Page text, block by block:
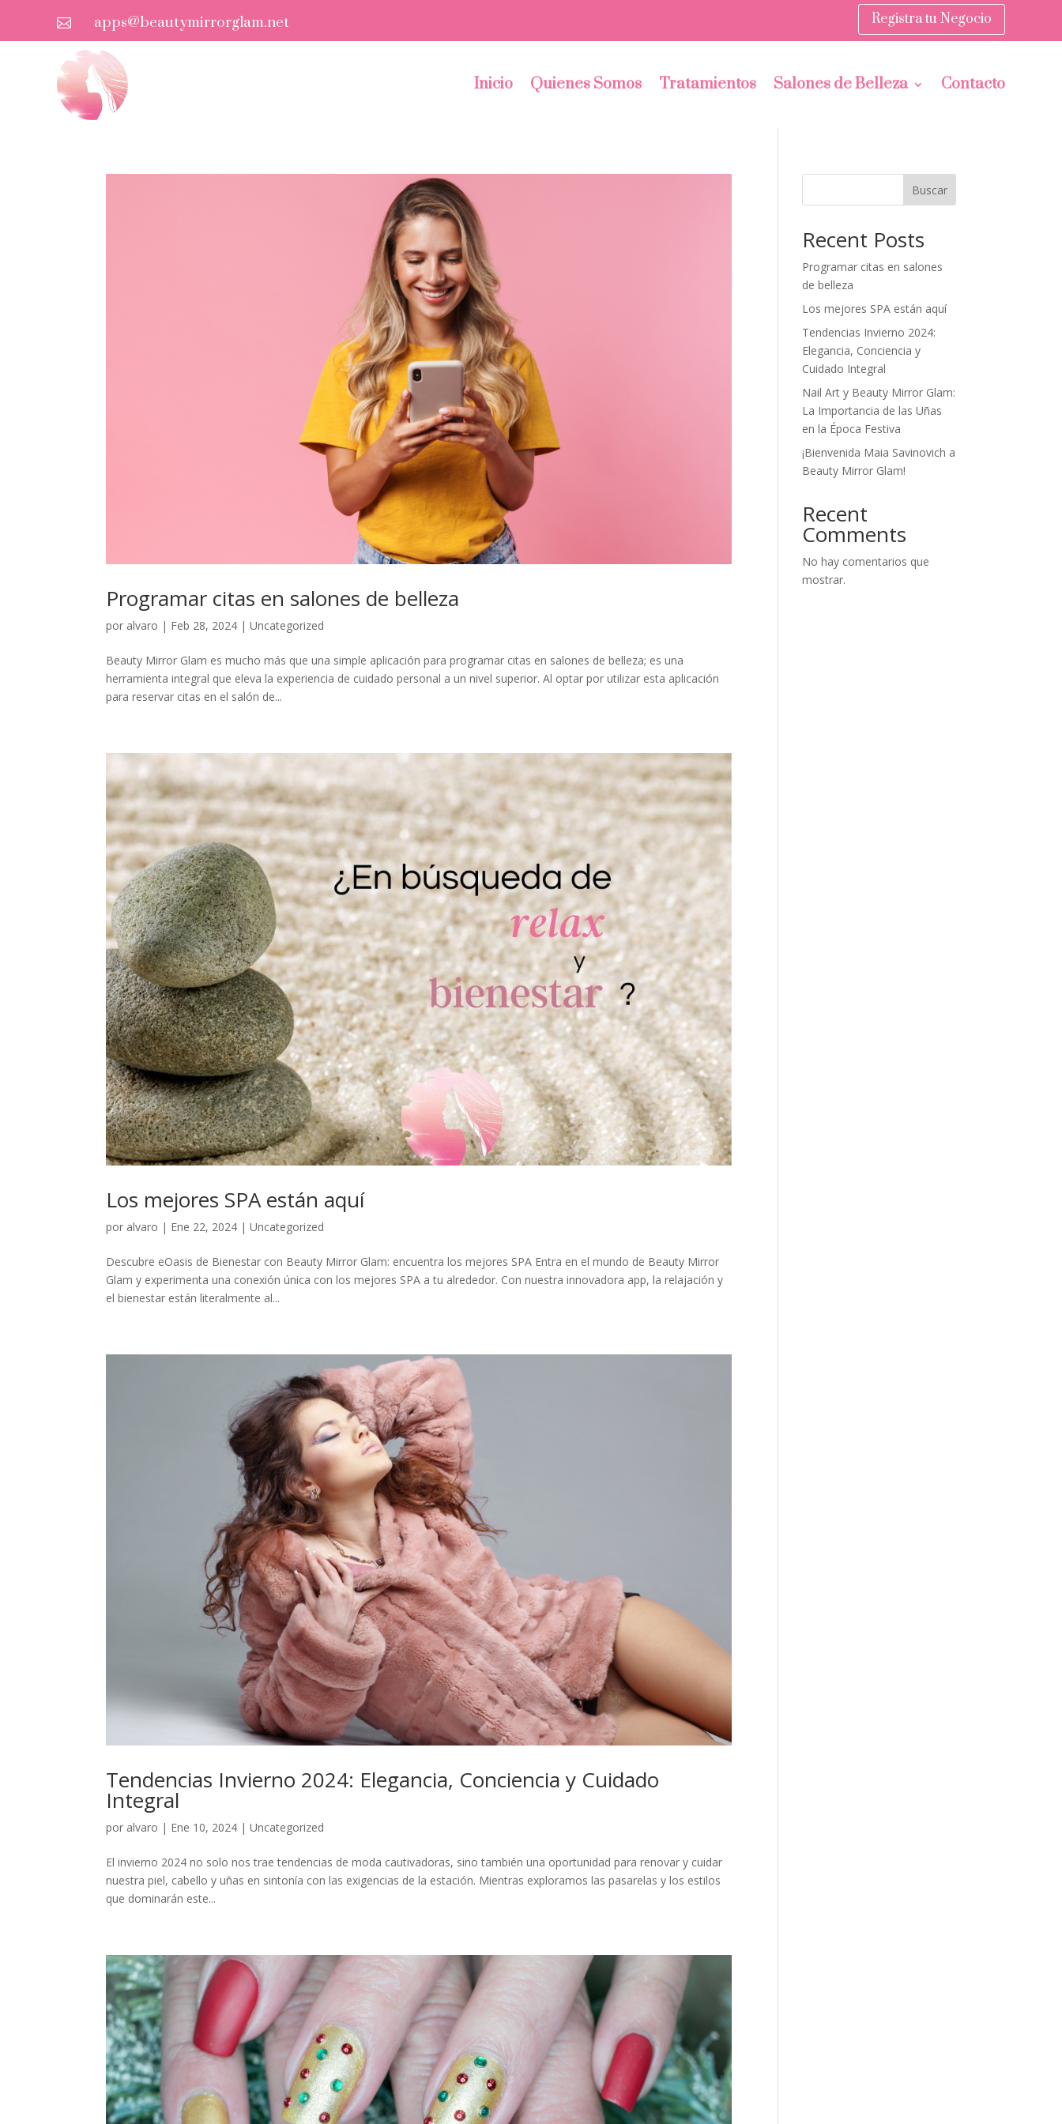
 apps@beautymirrorglam.net Registra tu Negocio
Inicio Quienes Somos Tratamientos Salones de Belleza Contacto
Programar citas en salones de belleza
por alvaro | Feb 28, 2024 |Uncategorized
Beauty Mirror Glam es mucho más que una simple aplicación para programar citas en salones de belleza; es una
herramienta integral que eleva la experiencia de cuidado personal a un nivel superior. Al optar por utilizar esta aplicación
para reservar citas en el salón de...
Los mejores SPA están aquí
por alvaro | Ene 22, 2024 |Uncategorized
Descubre eOasis de Bienestar con Beauty Mirror Glam: encuentra los mejores SPA Entra en el mundo de Beauty Mirror
Glam y experimenta una conexión única con los mejores SPA a tu alrededor. Con nuestra innovadora app, la relajación y
el bienestar están literalmente al...
Tendencias Invierno 2024: Elegancia, Conciencia y Cuidado
Integral
por alvaro | Ene 10, 2024 |Uncategorized
El invierno 2024 no solo nos trae tendencias de moda cautivadoras, sino también una oportunidad para renovar y cuidar
nuestra piel, cabello y uñas en sintonía con las exigencias de la estación. Mientras exploramos las pasarelas y los estilos
que dominarán este...
Buscar
Recent Posts
Programar citas en salones
de belleza
Los mejores SPA están aquí
Tendencias Invierno 2024:
Elegancia, Conciencia y
Cuidado Integral
Nail Art y Beauty Mirror Glam:
La Importancia de las Uñas
en la Época Festiva
¡Bienvenida Maia Savinovich a
Beauty Mirror Glam!
Recent
Comments
No hay comentarios que
mostrar.